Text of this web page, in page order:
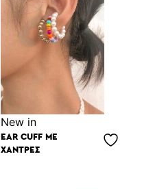
Νew in
EAR CUFF ΜΕ
ΧΆΝΤΡΕΣ